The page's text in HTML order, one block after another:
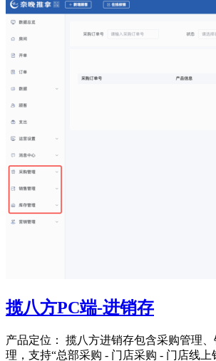
揽八方PC端-进销存
产品定位： 揽八方进销存包含采购管理
理，支持“总部采购 - 门店采购 - 门店线上